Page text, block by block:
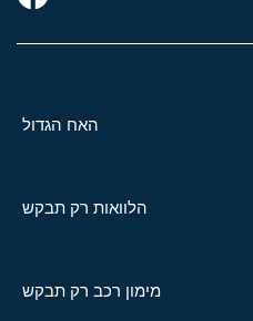
האח הגדול
הלוואות רק תבקש
מימון רכב רק תבקש